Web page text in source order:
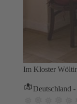
Im Kloster
Deutschland